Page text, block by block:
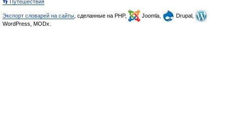
👣 Путешествия
Экспорт словарей на сайты , сделанные на PHP, Joomla,
Drupal,
WordPress, MODx.